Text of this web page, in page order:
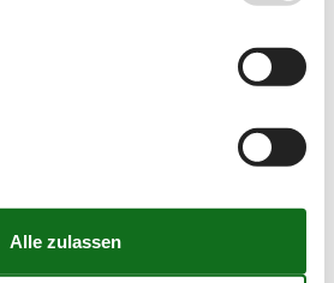
Ferienhaus mit Pool Schüttdorf
2 > >>